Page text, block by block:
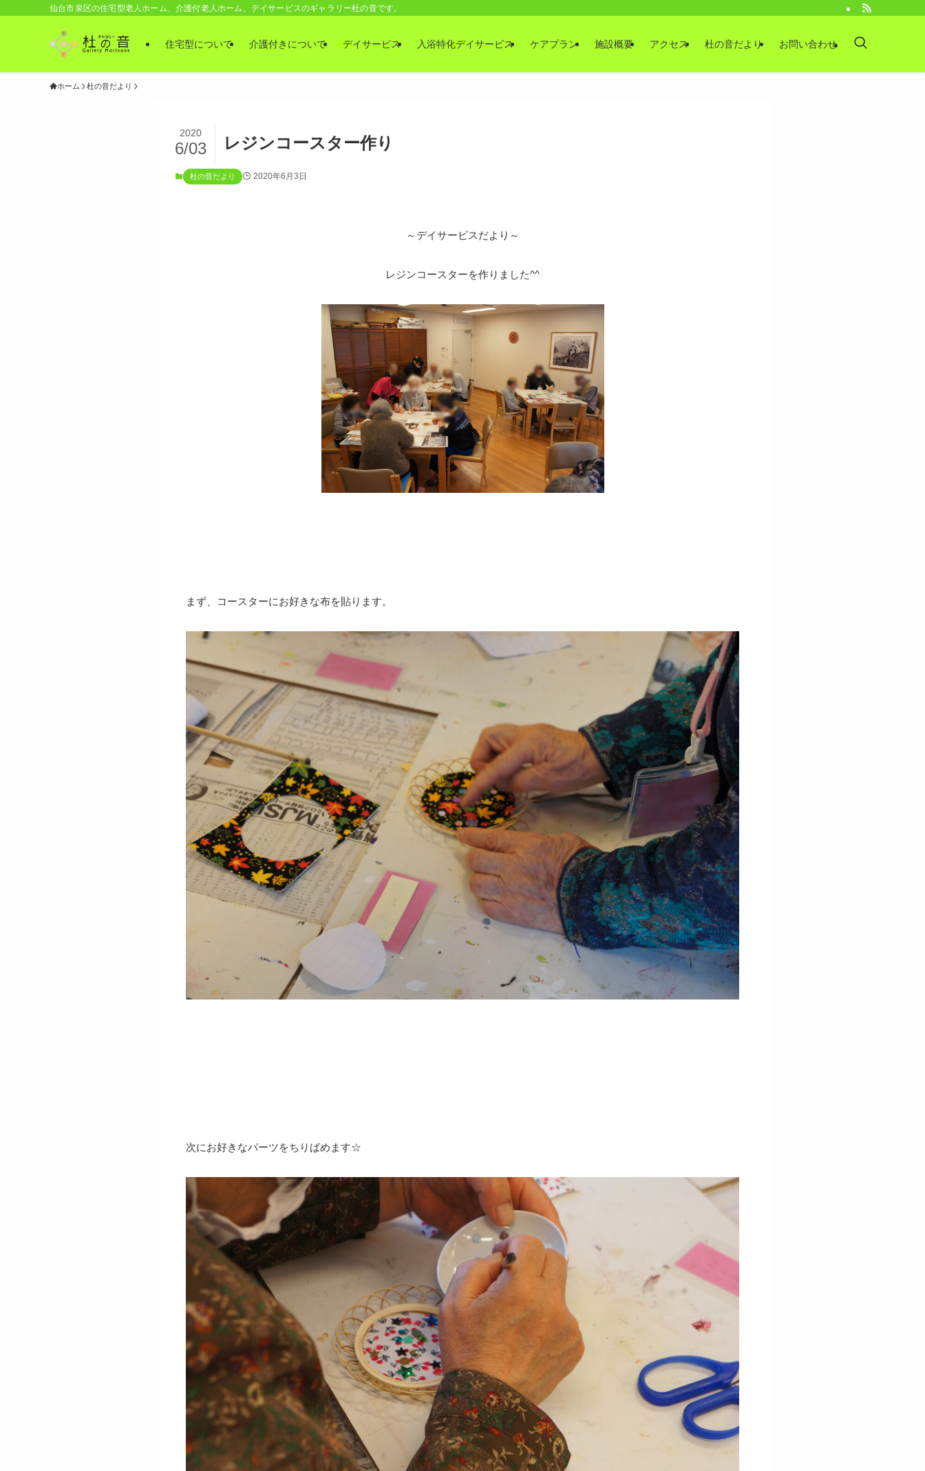
仙台市泉区の住宅型老人ホーム、介護付老人ホーム、デイサービスのギャラリー杜の音です。
住宅型について 介護付きについて デイサービス 入浴特化デイサービス ケアプラン 施設概要 アクセス 杜の音だより お問い合わせ
ホーム 杜の音だより
レジンコースター作り
2020
6/03
杜の音だより 2020年6月3日
～デイサービスだより～
レジンコースターを作りました^^
まず、コースターにお好きな布を貼ります。
次にお好きなパーツをちりばめます☆